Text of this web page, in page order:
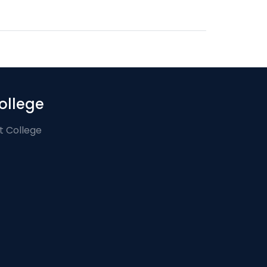
College